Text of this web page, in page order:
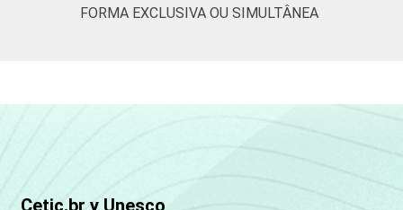
trabalho
FORMA EXCLUSIVA OU SIMULTÂNEA
Cetic.br y Unesco